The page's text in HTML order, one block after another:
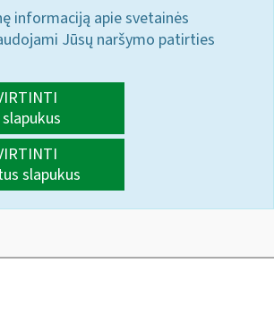
informaciją apie svetainės
Jūsų naršymo patirties
slapukus